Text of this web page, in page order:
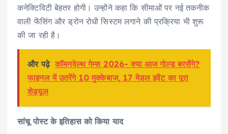
कनेक्टिविटी बेहतर होगी। उन्होंने कहा कि सीमाओं पर नई तकनीक
वाली फेंसिंग और ड्रोन रोधी सिस्टम लगाने की प्रक्रिया भी शुरू
की जा रही है।
और पढ़े कॉमनवेल्थ गेम्स 2026- क्या आज गोल्ड बरसेंगे?
फाइनल में उतरेंगे 10 मुक्केबाज, 17 मेडल इवेंट का पूरा
शेड्यूल
सांचू पोस्ट के इतिहास को किया याद